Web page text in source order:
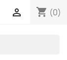
shopping_cart (0)
